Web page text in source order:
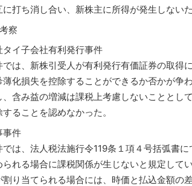
に打ち消し合い、新株主に所得が発生しない
察
イ子会社有利発行事件
は、新株引受人が有利発行有価証券の取得
薄化損失を控除することができるか否かが争
、含み益の増減は課税上考慮しないこととし
ることを認めなかった。
件
は、法人税法施行令119条１項４号括弧書
られる場合に課税関係が生じないと規定して
割り当てられる場合には、時価と払込金額の